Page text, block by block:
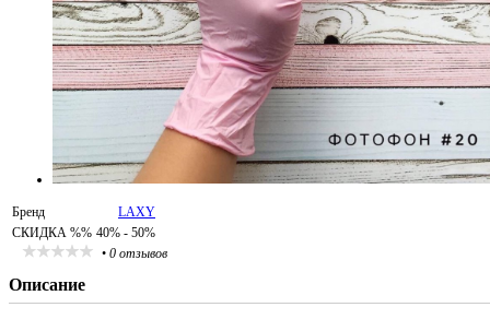
Бренд
LAXY
СКИДКА %% 40% - 50%
• 0 отзывов
Описание